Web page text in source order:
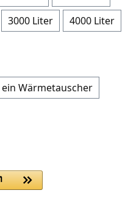
3000 Liter
4000 Liter
ein Wärmetauscher
Wert ein oder benutze